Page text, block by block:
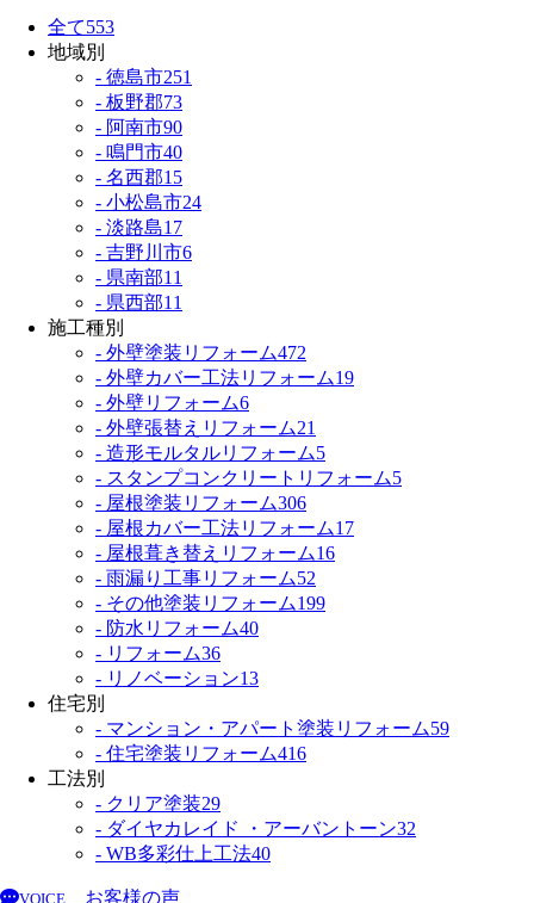
全て553
地域別
- 徳島市251
- 板野郡73
- 阿南市90
- 鳴門市40
- 名西郡15
- 小松島市24
- 淡路島17
- 吉野川市6
- 県南部11
- 県西部11
施工種別
- 外壁塗装リフォーム472
- 外壁カバー工法リフォーム19
- 外壁リフォーム6
- 外壁張替えリフォーム21
- 造形モルタルリフォーム5
- スタンプコンクリートリフォーム5
- 屋根塗装リフォーム306
- 屋根カバー工法リフォーム17
- 屋根葺き替えリフォーム16
- 雨漏り工事リフォーム52
- その他塗装リフォーム199
- 防水リフォーム40
- リフォーム36
- リノベーション13
住宅別
- マンション・アパート塗装リフォーム59
- 住宅塗装リフォーム416
工法別
- クリア塗装29
- ダイヤカレイド ・アーバントーン32
- WB多彩仕上工法40
VOICE
お客様の声